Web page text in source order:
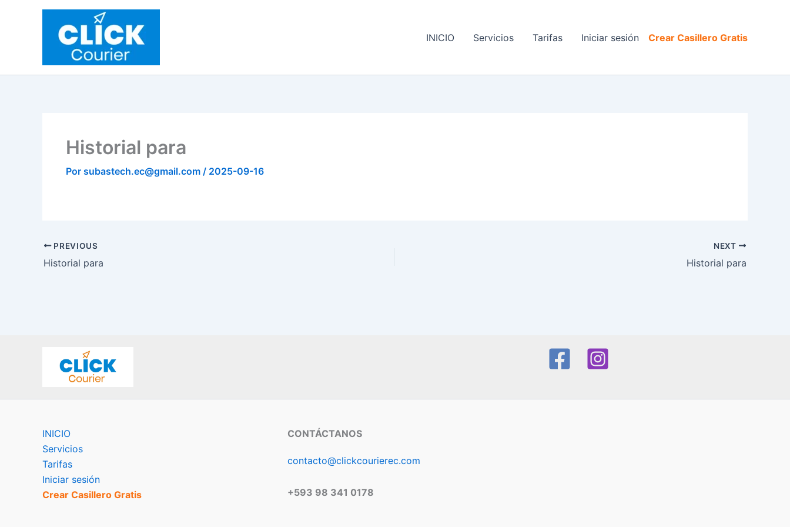
INICIO Servicios Tarifas Iniciar sesión Crear Casillero Gratis
Historial para
Por subastech.ec@gmail.com / 2025-09-16
PREVIOUS
Historial para
NEXT
Historial para
INICIO
Servicios
Tarifas
Iniciar sesión
Crear Casillero Gratis
CONTÁCTANOS
contacto@clickcourierec.com
+593 98 341 0178